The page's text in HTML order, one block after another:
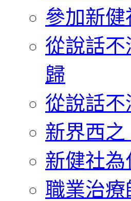
參加新
從說話
歸
從說話
新界西
新健社
職業治療